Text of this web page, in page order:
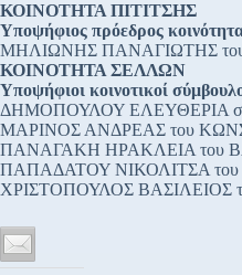
ΚΟΙΝΟΤΗΤΑ ΠΙΤΙΤΣΗΣ
Υποψήφιος πρόεδρος
ΜΗΛΙΩΝΗΣ ΠΑΝΑΓΙΩΤΗΣ
ΚΟΙΝΟΤΗΤΑ ΣΕΛΛΩΝ
Υποψήφιοι κοινοτικοί
ΔΗΜΟΠΟΥΛΟΥ ΕΛΕΥΘΕΡΙΑ
ΜΑΡΙΝΟΣ ΑΝΔΡΕΑΣ του
ΠΑΝΑΓΑΚΗ ΗΡΑΚΛΕΙΑ του
ΠΑΠΑΔΑΤΟΥ ΝΙΚΟΛΙΤΣΑ
ΧΡΙΣΤΟΠΟΥΛΟΣ ΒΑΣΙΛΕΙΟΣ